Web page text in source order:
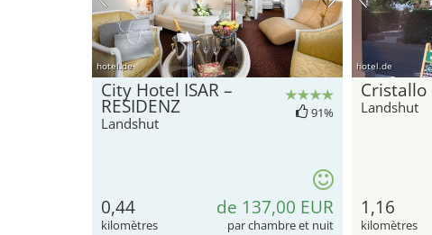
hotel.de
City Hotel ISAR –
RESIDENZ
Landshut
91%
0,44
kilomètres
de 137,00 EUR
par chambre et nuit
hotel.de
Cristallo
Landshut
1,16
kilomètres